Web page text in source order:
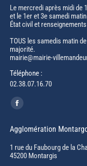
Le mercredi après midi de
et le 1er et 3e samedi
État civil et
TOUS les samedis matin
majorité.
mairie@mairie-
Téléphone :
02.38.07.16.70
Trouvez nous sur :
Facebook
opens
in
new
Agglomération
1 rue du Faubourg de la
45200 Montargis